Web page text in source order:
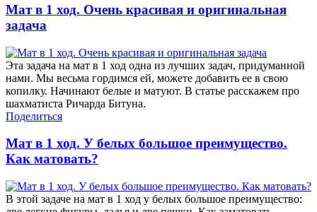
Мат в 1 ход. Очень красивая и оригинальная
задача
Эта задача на мат в 1 ход одна из лучших задач, придуманной
нами. Мы весьма гордимся ей, можете добавить ее в свою
копилку. Начинают белые и матуют. В статье расскажем про
шахматиста Ричарда Битуна.
Поделиться
Мат в 1 ход. У белых большое преимущество.
Как матовать?
В этой задаче на мат в 1 ход у белых большое преимущество: